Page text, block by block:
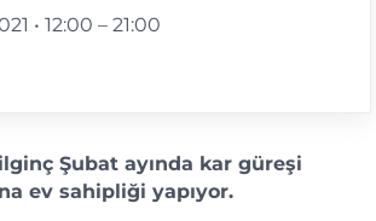
• 12:00 – 21:00
Şubat ayında kar güreşi
ev sahipliği yapıyor.